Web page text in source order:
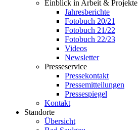
Einblick in Arbeit & Projekte
Jahresberichte
Fotobuch 20/21
Fotobuch 21/22
Fotobuch 22/23
Videos
Newsletter
Presseservice
Pressekontakt
Pressemitteilungen
Pressespiegel
Kontakt
Standorte
Übersicht